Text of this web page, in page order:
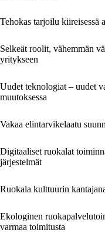
Tehokas tarjoilu kiireisessä
Selkeät roolit, vähemmän
yritykseen
Uudet teknologiat – uudet
muutoksessa
Vakaa elintarvikelaatu
Digitaaliset ruokalat
järjestelmät
Ruokala kulttuurin
Ekologinen
varmaa toimitusta